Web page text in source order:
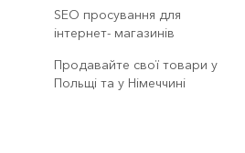
SEO просування для
інтернет- магазинів
Продавайте свої товари у
Польщі та у Німеччині